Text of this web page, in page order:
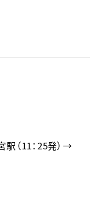
駅（11：25発）→